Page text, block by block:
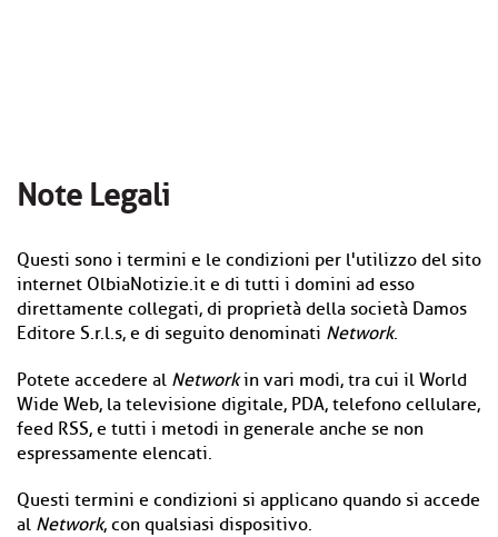
Note Legali
Questi sono i termini e le condizioni per l'utilizzo del sito
internet OlbiaNotizie.it e di tutti i domini ad esso
direttamente collegati, di proprietà della società Damos
Editore S.r.l.s, e di seguito denominati Network.
Potete accedere al Networkin vari modi, tra cui il World
Wide Web, la televisione digitale, PDA, telefono cellulare,
feed RSS, e tutti i metodi in generale anche se non
espressamente elencati.
Questi termini e condizioni si applicano quando si accede
al Network, con qualsiasi dispositivo.